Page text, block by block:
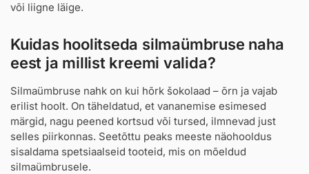
või liigne läige.
Kuidas hoolitseda silmaümbruse naha
eest ja millist kreemi valida?
Silmaümbruse nahk on kui hõrk šokolaad – õrn ja vajab
erilist hoolt. On täheldatud, et vananemise esimesed
märgid, nagu peened kortsud või tursed, ilmnevad just
selles piirkonnas. Seetõttu peaks meeste näohooldus
sisaldama spetsiaalseid tooteid, mis on mõeldud
silmaümbrusele.